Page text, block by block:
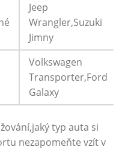
Jeep
Wrangler,Suzuki
Jimny
Volkswagen
Transporter,Ford
Galaxy
typ auta si
nezapomeňte vzít v